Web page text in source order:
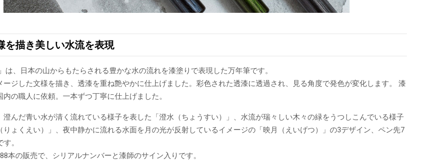
を描き美しい水流を表現
は、日本の山からもたらされる豊かな水の流れを漆塗りで表現した万年筆です。
ージした文様を描き、透漆を重ね艶やかに仕上げました。彩色された透漆に透過され、見る角度で発色が変化します。 漆
の職人に依頼。一本ずつ丁寧に仕上げました。
澄んだ青い水が清く流れている様子を表した「澄水（ちょうすい）」、水流が瑞々しい木々の緑をうつしこんでいる様子
りょくえい）」、夜中静かに流れる水面を月の光が反射しているイメージの「映月（えいげつ）」の3デザイン、ペン先7
。
本の販売で、シリアルナンバーと漆師のサイン入りです。